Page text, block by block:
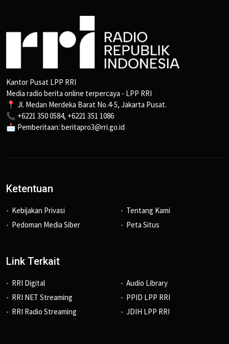
Kantor Pusat LPP RRI
Media radio berita online terpercaya - LPP RRI
📍 Jl. Medan Merdeka Barat No.4-5, Jakarta Pusat.
📞 +6221 350 0584, +6221 351 1086
📩 Pemberitaan: beritapro3@rri.go.id
Ketentuan
Kebijakan Privasi
Pedoman Media Siber
Tentang Kami
Peta Situs
Link Terkait
RRI Digital
RRI NET Streaming
RRI Radio Streaming
Audio Library
PPID LPP RRI
JDIH LPP RRI